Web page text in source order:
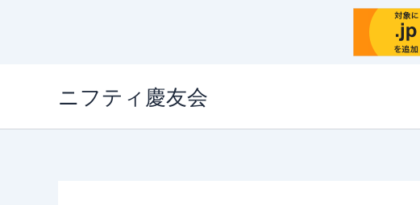
ニフティ慶友会